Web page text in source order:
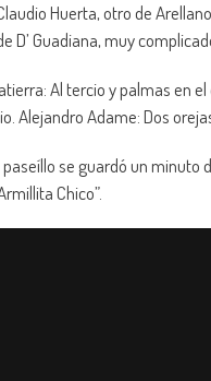
Huerta, otro de
D’ Guadiana, muy
Al tercio y palmas en
Alejandro Adame: Dos
paseíllo se guardó un
Chico”.